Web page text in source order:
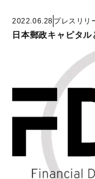
2022.06.28 プレスリリ
日本郵政キャピタ